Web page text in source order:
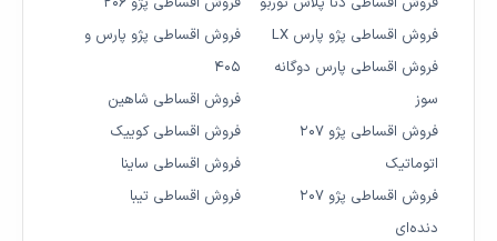
فروش اقساطی پژو پارس LX
فروش اقساطی پارس دوگانه
سوز
فروش اقساطی پژو ۲۰۷
اتوماتیک
فروش اقساطی پژو ۲۰۷
دنده‌ای
فروش اقساطی پژو پارس و
۴۰۵
فروش اقساطی شاهین
فروش اقساطی کوییک
فروش اقساطی ساینا
فروش اقساطی تیبا